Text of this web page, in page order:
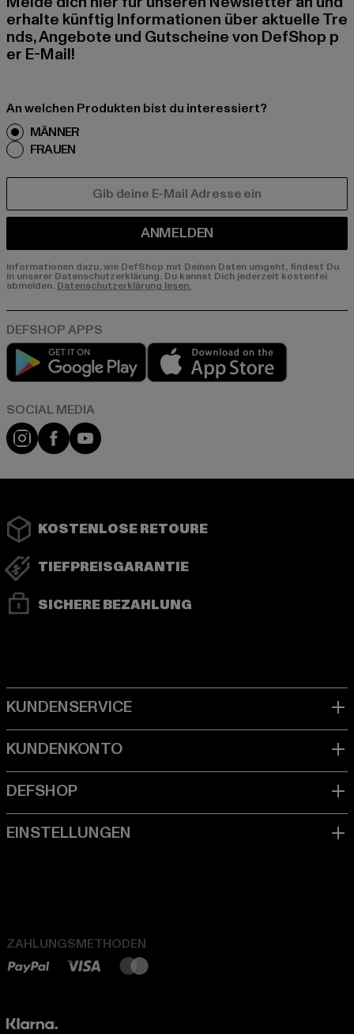
erhalte künftig Informationen über aktuelle Tre
nds, Angebote und Gutscheine von DefShop p
er E-Mail!
An welchen Produkten bist du interessiert?
MÄNNER
FRAUEN
ANMELDEN
Informationen dazu, wie DefShop mit Deinen Daten umgeht, findest Du
in unserer Datenschutzerklärung. Du kannst Dich jederzeit kostenfei
abmelden. Datenschutzerklärung lesen.
Play market
Instagram
FacebookYouTube
KOSTENLOSE RETOURE
TIEFPREISGARANTIE
SICHERE BEZAHLUNG
ZAHLUNGSMETHODEN